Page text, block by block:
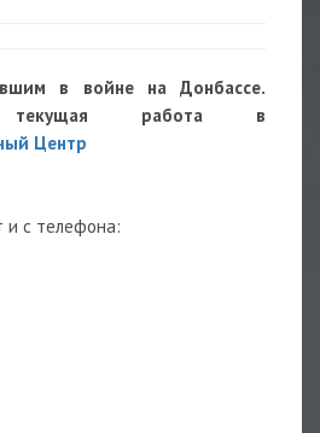
в войне на Донбассе.
работа в
Центр
и с телефона: